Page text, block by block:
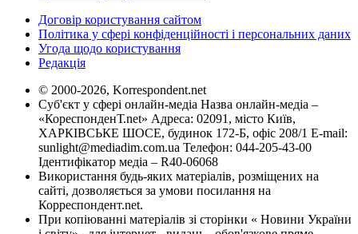
Договір користування сайтом
Політика у сфері конфіденційності і персональних даних
Угода щодо користування
Редакція
© 2000-2026, Korrespondent.net
Суб'єкт у сфері онлайн-медіа Назва онлайн-медіа –
«КореспонденТ.net» Адреса: 02091, місто Київ,
ХАРКІВСЬКЕ ШОСЕ, будинок 172-Б, офіс 208/1 E-mail:
sunlight@mediadim.com.ua Телефон: 044-205-43-00
Ідентифікатор медіа – R40-06068
Використання будь-яких матеріалів, розміщених на
сайті, дозволяється за умови посилання на
Корреспондент.net.
При копіюванні матеріалів зі сторінки « Новини України